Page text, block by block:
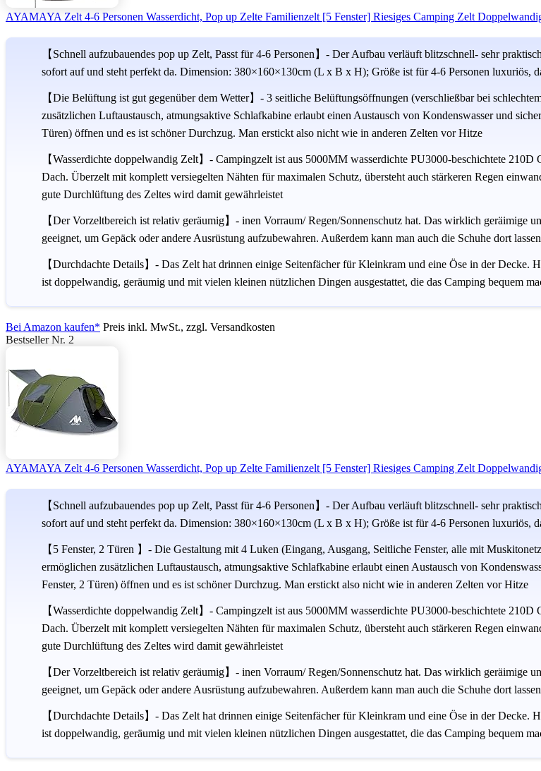
AYAMAYA Zelt 4-6 Personen Wasserdicht, Pop up Zelte Familienzelt [5 Fenster] Riesiges Camping Zelt
【Schnell aufzubauendes pop up Zelt, Passt für 4-6 Personen】- Der Aufbau verläuft blitzschnell- sehr
sofort auf und steht perfekt da. Dimension: 380×160×130cm (L x B x H); Größe ist für 4-6 Personen luxuriös,
【Die Belüftung ist gut gegenüber dem Wetter】- 3 seitliche Belüftungsöffnungen (verschließbar bei
zusätzlichen Luftaustausch, atmungsaktive Schlafkabine erlaubt einen Austausch von Kondenswasser und
Türen) öffnen und es ist schöner Durchzug. Man erstickt also nicht wie in anderen Zelten vor Hitze
【Wasserdichte doppelwandig Zelt】- Campingzelt ist aus 5000MM wasserdichte PU3000-beschichtete
Dach. Überzelt mit komplett versiegelten Nähten für maximalen Schutz, übersteht auch stärkeren Regen
gute Durchlüftung des Zeltes wird damit gewährleistet
【Der Vorzeltbereich ist relativ geräumig】- inen Vorraum/ Regen/Sonnenschutz hat. Das wirklich geräimige
geeignet, um Gepäck oder andere Ausrüstung aufzubewahren. Außerdem kann man auch die Schuhe dort
【Durchdachte Details】- Das Zelt hat drinnen einige Seitenfächer für Kleinkram und eine Öse in der
ist doppelwandig, geräumig und mit vielen kleinen nützlichen Dingen ausgestattet, die das Camping bequem
Bei Amazon kaufen* Preis inkl. MwSt., zzgl. Versandkosten
Bestseller Nr. 2
AYAMAYA Zelt 4-6 Personen Wasserdicht, Pop up Zelte Familienzelt [5 Fenster] Riesiges Camping Zelt
【Schnell aufzubauendes pop up Zelt, Passt für 4-6 Personen】- Der Aufbau verläuft blitzschnell- sehr
sofort auf und steht perfekt da. Dimension: 380×160×130cm (L x B x H); Größe ist für 4-6 Personen luxuriös,
【5 Fenster, 2 Türen 】- Die Gestaltung mit 4 Luken (Eingang, Ausgang, Seitliche Fenster, alle mit
ermöglichen zusätzlichen Luftaustausch, atmungsaktive Schlafkabine erlaubt einen Austausch von
Fenster, 2 Türen) öffnen und es ist schöner Durchzug. Man erstickt also nicht wie in anderen Zelten vor Hitze
【Wasserdichte doppelwandig Zelt】- Campingzelt ist aus 5000MM wasserdichte PU3000-beschichtete
Dach. Überzelt mit komplett versiegelten Nähten für maximalen Schutz, übersteht auch stärkeren Regen
gute Durchlüftung des Zeltes wird damit gewährleistet
【Der Vorzeltbereich ist relativ geräumig】- inen Vorraum/ Regen/Sonnenschutz hat. Das wirklich geräimige
geeignet, um Gepäck oder andere Ausrüstung aufzubewahren. Außerdem kann man auch die Schuhe dort
【Durchdachte Details】- Das Zelt hat drinnen einige Seitenfächer für Kleinkram und eine Öse in der
ist doppelwandig, geräumig und mit vielen kleinen nützlichen Dingen ausgestattet, die das Camping bequem